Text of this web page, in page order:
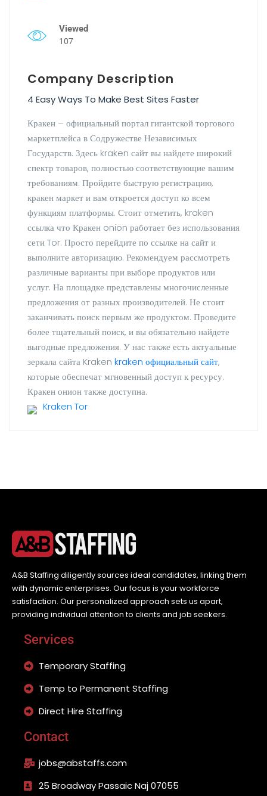
Viewed
107
Company Description
4 Easy Ways To Make Best Sites Faster
Кракен – официальный портал гигантской торгового
маркетплейса в Содружестве Независимых
Государств. Здесь kraken сайт вы найдете широкий
спектр товаров, полностью соответствующие вашим
требованиям. Пройдите быструю регистрацию,
кракен маркет и вам откроется доступ ко всем
функциям платформы. Стоит отметить, kraken
ссылка что Кракен onion работает без использования
сети Tor. Просто перейдите по ссылке на сайт и
выполните авторизацию. Рекомендуем рассмотреть
различные варианты при выборе продуктов или
услуг. На площадке представлены многочисленные
предложения от разных производителей. Не стоит
заканчивать поиск первым же продуктом. Проведите
более тщательный поиск, и вы обязательно найдете
выгодные предложения. У нас также есть актуальные
зеркала сайта Kraken kraken официальный сайт,
которые обеспечат мгновенный доступ к ресурсу.
Кракен онион также доступна.
Kraken Tor
A&B Staffing diligently sources ideal candidates, linking them
with dynamic enterprises. Our focus is your workforce
satisfaction. Our personalized approach sets us apart,
providing individual attention to clients and job seekers.
Services
Temporary Staffing
Temp to Permanent Staffing
Direct Hire Staffing
Contact
jobs@abstaffs.com
25 Broadway Passaic Naj 07055